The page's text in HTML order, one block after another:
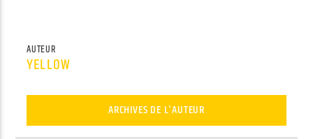
AUTEUR
YELLOW
ARCHIVES DE L'AUTEUR